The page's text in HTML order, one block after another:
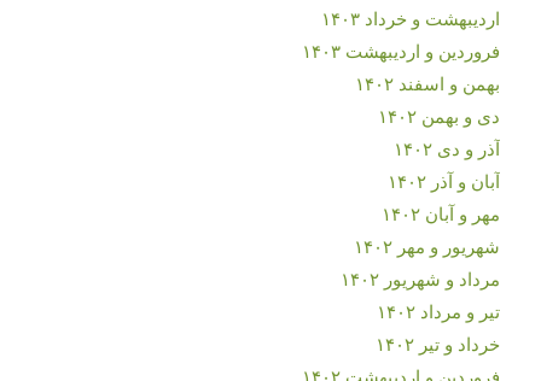
اردیبهشت و خرداد ۱۴۰۳
فروردین و اردیبهشت ۱۴۰۳
بهمن و اسفند ۱۴۰۲
دی و بهمن ۱۴۰۲
آذر و دی ۱۴۰۲
آبان و آذر ۱۴۰۲
مهر و آبان ۱۴۰۲
شهریور و مهر ۱۴۰۲
مرداد و شهریور ۱۴۰۲
تیر و مرداد ۱۴۰۲
خرداد و تیر ۱۴۰۲